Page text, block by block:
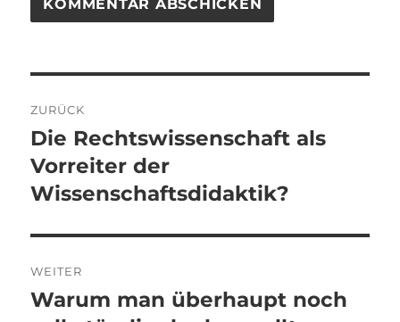
ZURÜCK
Vorheriger
Beitrag:
Die Rechtswissenschaft als
Vorreiter der
Wissenschaftsdidaktik?
WEITER
Nächster
Warum man überhaupt noch